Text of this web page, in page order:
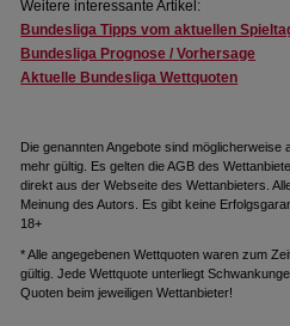
Weitere interessante Artikel:
Bundesliga Tipps vom aktuellen
Bundesliga Prognose / Vorhersage
Aktuelle Bundesliga Wettquoten
Die genannten Angebote sind
mehr gültig. Es gelten die AGB des
direkt aus der Webseite des Wettanbieters.
Meinung des Autors. Es gibt keine
18+
* Alle angegebenen Wettquoten waren zum
gültig. Jede Wettquote unterliegt
Quoten beim jeweiligen Wettanbieter!